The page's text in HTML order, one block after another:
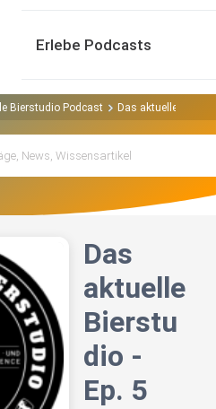
Erlebe Podcasts
Bierstudio Podcast Das aktuelle
Das
aktuelle
Bierstu
dio -
Ep. 5